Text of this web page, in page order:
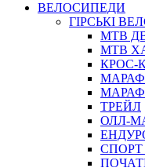
ВЕЛОСИПЕДИ
ГІРСЬКІ
MTB
MTB
КРОС-
ТРЕЙЛ
ОЛЛ-